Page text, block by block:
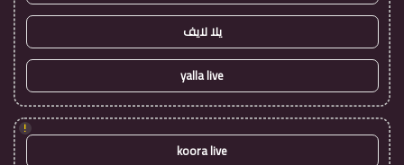
يلا لايف
yalla live
!
koora live